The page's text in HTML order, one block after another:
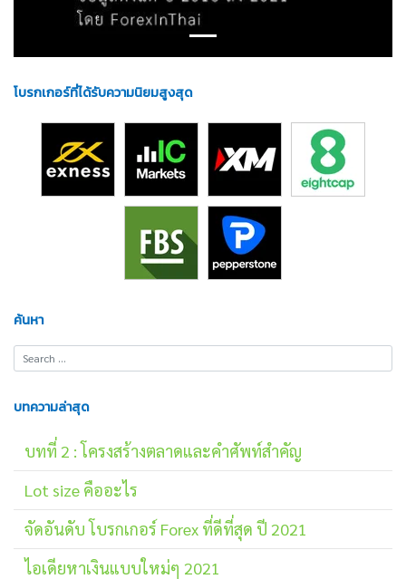
โบรกเกอร์ที่ได้รับความนิยมสูงสุด
ค้นหา
บทความล่าสุด
บทที่ 2 : โครงสร้างตลาดและคำศัพท์สำคัญ
Lot size คืออะไร
จัดอันดับ โบรกเกอร์ Forex ที่ดีที่สุด ปี 2021
ไอเดียหาเงินแบบใหม่ๆ 2021